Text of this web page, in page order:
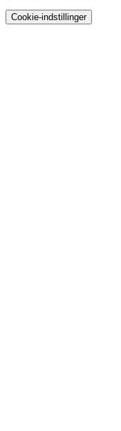
Cookie-indstillinger